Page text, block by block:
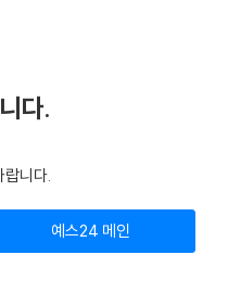
다.
랍니다.
예스24 메인